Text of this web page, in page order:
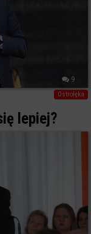
9
Ostrołęka
lepiej?